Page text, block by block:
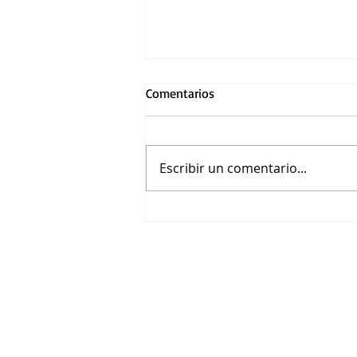
Comentarios
Escribir un comentario...